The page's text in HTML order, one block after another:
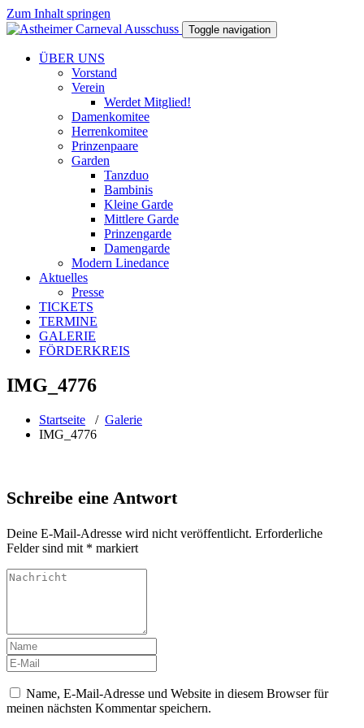
Zum Inhalt springen
Toggle navigation
ÜBER UNS
Vorstand
Verein
Werdet Mitglied!
Damenkomitee
Herrenkomitee
Prinzenpaare
Garden
Tanzduo
Bambinis
Kleine Garde
Mittlere Garde
Prinzengarde
Damengarde
Modern Linedance
Aktuelles
Presse
TICKETS
TERMINE
GALERIE
FÖRDERKREIS
IMG_4776
Startseite / Galerie
IMG_4776
Schreibe eine Antwort
Deine E-Mail-Adresse wird nicht veröffentlicht. Erforderliche
Felder sind mit * markiert
Name, E-Mail-Adresse und Website in diesem Browser für
meinen nächsten Kommentar speichern.